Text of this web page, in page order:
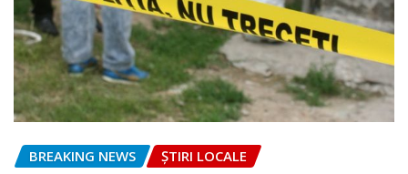
BREAKING NEWS ȘTIRI LOCALE